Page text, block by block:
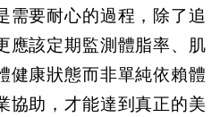
需要耐心的過程，除了追
應該定期監測體脂率、肌
健康狀態而非單純依賴體
協助，才能達到真正的美